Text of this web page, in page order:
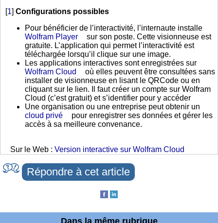
[1] Configurations possibles
Pour bénéficier de l’interactivité, l’internaute installe
Wolfram Player
sur son poste. Cette visionneuse est
gratuite. L’application qui permet l’interactivité est
téléchargée lorsqu’il clique sur une image.
Les applications interactives sont enregistrées sur
Wolfram Cloud
où elles peuvent être consultées sans
installer de visionneuse en lisant le QRCode ou en
cliquant sur le lien. Il faut créer un compte sur Wolfram
Cloud (c’est gratuit) et s’identifier pour y accéder
Une organisation ou une entreprise peut obtenir un
cloud privé
pour enregistrer ses données et gérer les
accès à sa meilleure convenance.
Sur le Web : Version interactive sur Wolfram Cloud
Répondre à cet article